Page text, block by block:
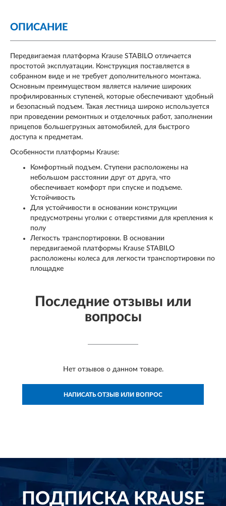
ОПИСАНИЕ
Передвигаемая платформа Krause STABILO отличается
простотой эксплуатации. Конструкция поставляется в
собранном виде и не требует дополнительного монтажа.
Основным преимуществом является наличие широких
профилированных ступеней, которые обеспечивают удобный
и безопасный подъем. Такая лестница широко используется
при проведении ремонтных и отделочных работ, заполнении
прицепов большегрузных автомобилей, для быстрого
доступа к предметам.
Особенности платформы Krause:
Комфортный подъем. Ступени расположены на
небольшом расстоянии друг от друга, что
обеспечивает комфорт при спуске и подъеме.
Устойчивость
Для устойчивости в основании конструкции
предусмотрены уголки с отверстиями для крепления к
полу
Легкость транспортировки. В основании
передвигаемой платформы Krause STABILO
расположены колеса для легкости транспортировки по
площадке
Последние отзывы или
вопросы
Нет отзывов о данном товаре.
НАПИСАТЬ ОТЗЫВ ИЛИ ВОПРОС
ПОДПИСКАKRAUSE